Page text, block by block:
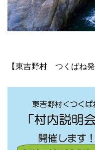
【東吉野村 つくばね